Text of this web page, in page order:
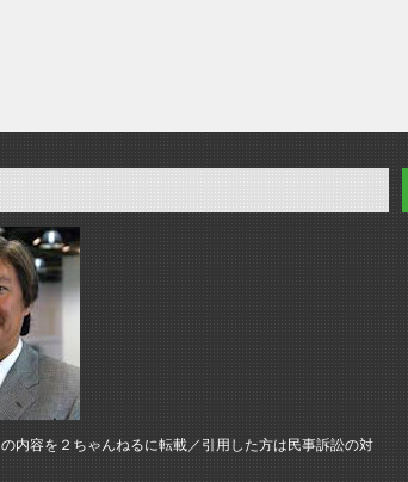
内容を２ちゃんねるに転載／引用した方は民事訴訟の対